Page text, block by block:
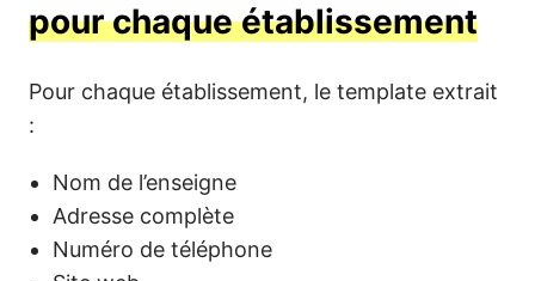
pour chaque établissement
Pour chaque établissement, le template extrait
:
Nom de l’enseigne
Adresse complète
Numéro de téléphone